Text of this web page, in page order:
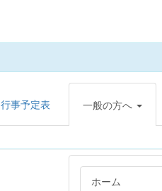
行事予定表 一般の方へ
ホーム